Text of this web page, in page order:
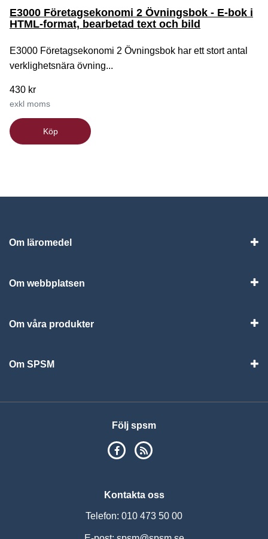
E3000 Företagsekonomi 2 Övningsbok - E-bok i
HTML-format, bearbetad text och bild
E3000 Företagsekonomi 2 Övningsbok har ett stort antal
verklighetsnära övning...
430 kr
exkl moms
Köp
Om läromedel
Om webbplatsen
Om våra produkter
Om SPSM
Följ spsm
SPSM på Facebook
Kontakta oss
Telefon: 010 473 50 00